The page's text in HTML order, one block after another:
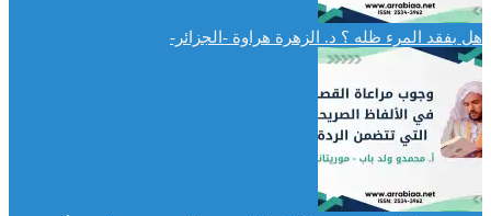
هل بفقد المرء ظله ؟ د. الزهرة هراوة -الجزائر-